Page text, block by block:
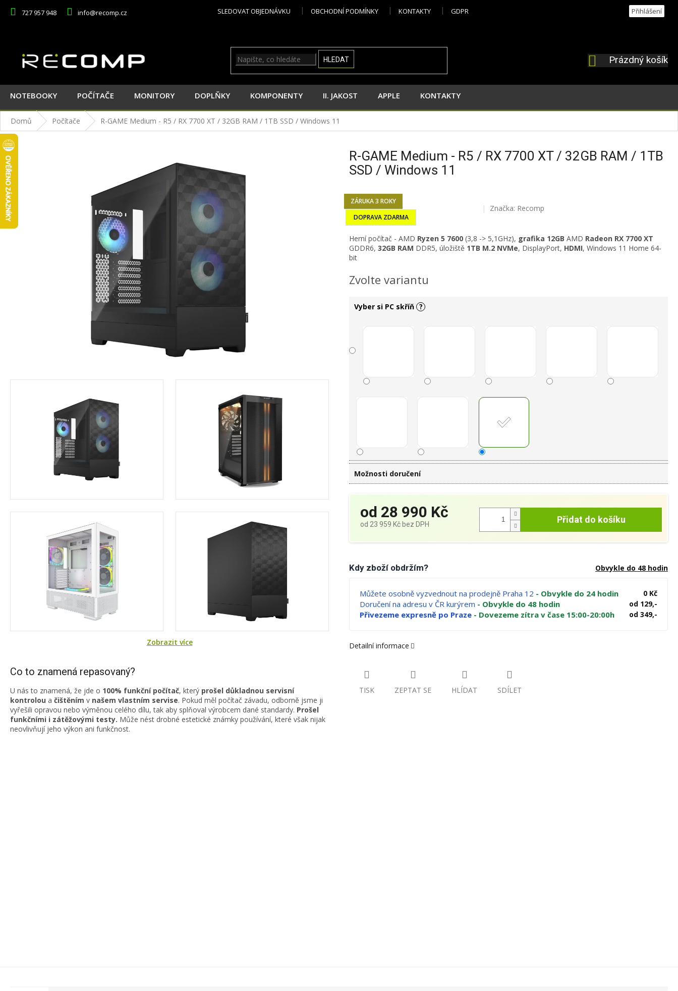
727 957 948 info@recomp.cz SLEDOVAT OBJEDNÁVKU OBCHODNÍ PODMÍNKY KONTAKTY GDPR Přihlášení
HLEDAT
NÁKUPNÍ
Prázdný košík
NOTEBOOKY POČÍTAČE MONITORY DOPLŇKY KOMPONENTY II. JAKOST APPLE KONTAKTY
Domů Počítače R-GAME Medium - R5 / RX 7700 XT / 32GB RAM / 1TB SSD / Windows 11
Zobrazit více
Co to znamená repasovaný?
U nás to znamená, že jde o 100% funkční počítač, který prošel důkladnou servisní
kontrolou a čištěním v našem vlastním servise. Pokud měl počítač závadu, odborně jsme ji
vyřešili opravou nebo výměnou celého dílu, tak aby splňoval výrobcem dané standardy. Prošel
funkčními i zátěžovými testy. Může nést drobné estetické známky používání, které však nijak
neovlivňují jeho výkon ani funkčnost.
R-GAME Medium - R5 / RX 7700 XT / 32GB RAM / 1TB
SSD / Windows 11
ZÁRUKA 3 ROKY
DOPRAVA ZDARMA
Značka: Recomp
Herní počítač - AMD Ryzen 5 7600 (3,8 -> 5,1GHz), grafika 12GB AMD Radeon RX 7700 XT
GDDR6, 32GB RAM DDR5, úložiště 1TB M.2 NVMe, DisplayPort, HDMI, Windows 11 Home 64-
bit
Zvolte variantu
Vyber si PC skříň ?
Možnosti doručení
od 28 990 Kč
od 23 959 Kč bez DPH
Přidat do košíku
Kdy zboží obdržím? Obvykle do 48 hodin
Můžete osobně vyzvednout na prodejně Praha 12 - Obvykle do 24 hodin 0 Kč
Doručení na adresu v ČR kurýrem - Obvykle do 48 hodin od 129,-
Přivezeme expresně po Praze - Dovezeme zítra v čase 15:00-20:00h od 349,-
Detailní informace
TISK ZEPTAT SE HLÍDAT SDÍLET